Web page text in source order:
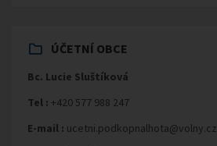
ÚČETNÍ OBCE
Bc. Lucie Sluštíková
Tel : +420 577 988 247
E-mail : ucetni.podkopnalhota@volny.cz